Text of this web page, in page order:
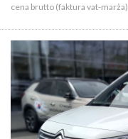
cena brutto (faktura vat-marża)